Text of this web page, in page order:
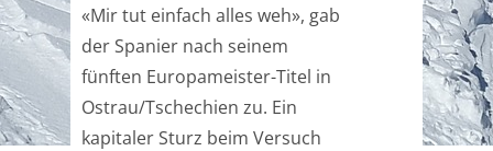
«Mir tut einfach alles weh», gab
der Spanier nach seinem
fünften Europameister-Titel in
Ostrau/Tschechien zu. Ein
kapitaler Sturz beim Versuch